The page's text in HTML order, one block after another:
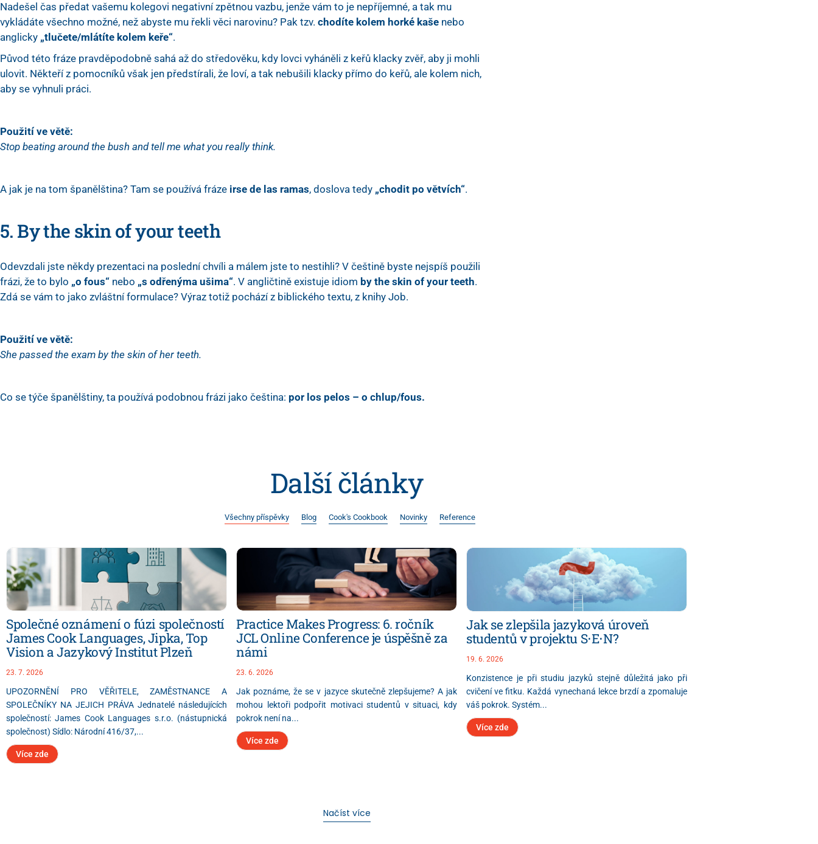
Nadešel čas předat vašemu kolegovi negativní zpětnou vazbu, jenže vám to je nepříjemné, a tak mu
vykládáte všechno možné, než abyste mu řekli věci narovinu? Pak tzv. chodíte kolem horké kaše nebo
anglicky „tlučete/mlátíte kolem keře“.
Původ této fráze pravděpodobně sahá až do středověku, kdy lovci vyháněli z keřů klacky zvěř, aby ji mohli
ulovit. Někteří z pomocníků však jen předstírali, že loví, a tak nebušili klacky přímo do keřů, ale kolem nich,
aby se vyhnuli práci.
Použití ve větě:
Stop beating around the bush and tell me what you really think.
A jak je na tom španělština? Tam se používá fráze irse de las ramas, doslova tedy „chodit po větvích“.
5. By the skin of your teeth
Odevzdali jste někdy prezentaci na poslední chvíli a málem jste to nestihli? V češtině byste nejspíš použili
frázi, že to bylo „o fous“ nebo „s odřenýma ušima“. V angličtině existuje idiom by the skin of your teeth.
Zdá se vám to jako zvláštní formulace? Výraz totiž pochází z biblického textu, z knihy Job.
Použití ve větě:
She passed the exam by the skin of her teeth.
Co se týče španělštiny, ta používá podobnou frázi jako čeština: por los pelos – o chlup/fous.
Další články
Všechny příspěvky Blog Cook's Cookbook Novinky Reference
Společné oznámení o fúzi společností
James Cook Languages, Jipka, Top
Vision a Jazykový Institut Plzeň
23. 7. 2026
UPOZORNĚNÍ PRO VĚŘITELE, ZAMĚSTNANCE A
SPOLEČNÍKY NA JEJICH PRÁVA Jednatelé následujících
společností: James Cook Languages s.r.o. (nástupnická
společnost) Sídlo: Národní 416/37,...
Více zde
Practice Makes Progress: 6. ročník
JCL Online Conference je úspěšně za
námi
23. 6. 2026
Jak poznáme, že se v jazyce skutečně zlepšujeme? A jak
mohou lektoři podpořit motivaci studentů v situaci, kdy
pokrok není na...
Více zde
Jak se zlepšila jazyková úroveň
studentů v projektu S⋅E⋅N?
19. 6. 2026
Konzistence je při studiu jazyků stejně důležitá jako při
cvičení ve fitku. Každá vynechaná lekce brzdí a zpomaluje
váš pokrok. Systém...
Více zde
Načíst více